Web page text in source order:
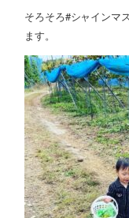
そろそろ#シャインマ
ます。